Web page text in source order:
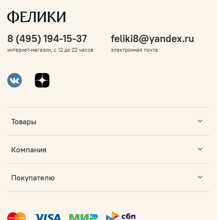
Товары
Компания
Покупателю
8 (495) 194-15-37
интернет-магазин, с 12 до 22 часов
feliki8@yandex.ru
электронная почта